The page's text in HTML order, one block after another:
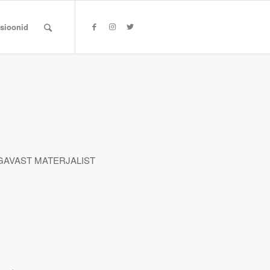
MATERJALIST